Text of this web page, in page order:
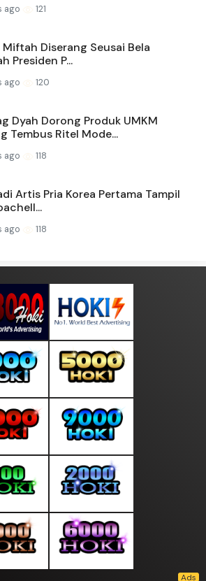
ago 121
Diserang Seusai Bela
Presiden P...
ago 120
Dyah Dorong Produk UMKM
Tembus Ritel Mode...
ago 118
Artis Pria Korea Pertama Tampil
ago 118